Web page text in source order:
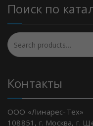
Поиск по
Search
for:
Контакты
ООО «Линарес-Тех»
108851, г. Москва, г.